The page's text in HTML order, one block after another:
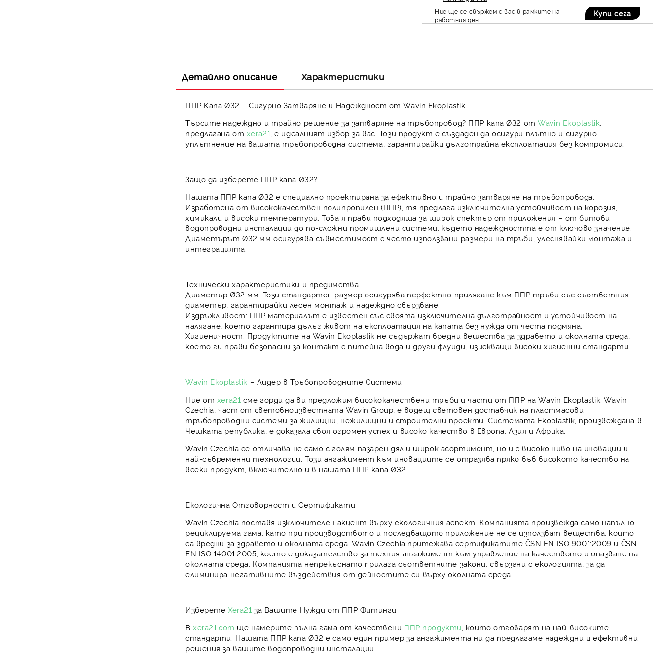
затворена система
Ние ще се свържем с вас в рамките на
работния ден.
Детайлно описание Характеристики
ППР Капа Ø32 – Сигурно Затваряне и Надеждност от Wavin Ekoplastik
Търсите надеждно и трайно решение за затваряне на тръбопровод? ППР капа Ø32 отWavin Ekoplastik
предлагана от xera21 , е идеалният избор за вас. Този продукт е създаден да осигури плътно и сигурно
уплътнение на вашата тръбопроводна система, гарантирайки дълготрайна експлоатация без компромиси.
Защо да изберете ППР капа Ø32?
Нашата ППР капа Ø32 е специално проектирана заефективно и трайно затваряне на тръбопровода
Изработена от висококачествен полипропилен (ППР) , тя предлага изключителнаустойчивост на корозия,
химикали и високи температури . Това я прави подходяща за широк спектър от приложения – от битови
водопроводни инсталации до по-сложни промишлени системи, където надеждността е от ключово значение.
Диаметърът Ø32 мм осигурява съвместимост с често използвани размери на тръби, улеснявайки монтажа и
интеграцията.
Технически характеристики и предимства
Диаметър Ø32 мм: Този стандартен размер осигурява перфектно прилягане към ППР тръби със съответния
диаметър, гарантирайки лесен монтаж и надеждно свързване
Издръжливост: ППР материалът е известен със своята изключителна дълготрайност и устойчивост на
налягане, което гарантира дълъг живот на експлоатация на капата без нужда от честа подмяна.
Хигиеничност: Продуктите на Wavin Ekoplastik не съдържат вредни вещества за здравето и околната среда,
което ги прави безопасни за контакт с питейна вода и други флуиди, изискващи високи хигиенни стандарти.
Wavin Ekoplastik – Лидер в Тръбопроводните Системи
Ние от xera21 сме горди да ви предложим висококачествени тръби и части от ППР наWavin Ekoplastik .Wavin
Czechia , част от световноизвестнатаWavin Group , е водещ световен доставчик на пластмасови
тръбопроводни системи за жилищни, нежилищни и строителни проекти. Системата Ekoplastik , произвеждана в
Чешката република, е доказала своя огромен успех и високо качество в Европа, Азия и Африка.
Wavin Czechia се отличава не само с голям пазарен дял и широк асортимент, но и с високо ниво на иновации и
най-съвременни технологии . Този ангажимент към иновациите се отразява пряко във високото качество на
всеки продукт , включително и в нашата ППР капа Ø32.
Екологична Отговорност и Сертификати
Wavin Czechia поставя изключителен акцент върху екологичния аспект . Компанията произвежда само напълно
рециклируема гама , като при производството и последващото приложение не се използват вещества, които
са вредни за здравето и околната среда . Wavin Czechia притежава сертификатите ČSN EN ISO 9001:2009 и ČSN
EN ISO 14001:2005 , което е доказателство за техния ангажимент към управление на качеството и опазване на
околната среда. Компанията непрекъснато прилага съответните закони, свързани с екологията, за да
елиминира негативните въздействия от дейностите си върху околната среда
ИзберетеXera21 за Вашите Нужди от ППР Фитинги
Вxera21.com ще намерите пълна гама от качествени ППР продукти , които отговарят на най-високите
стандарти. Нашата ППР капа Ø32 е само един пример за ангажимента ни да предлагаме надеждни и ефективни
решения за вашите водопроводни инсталации.